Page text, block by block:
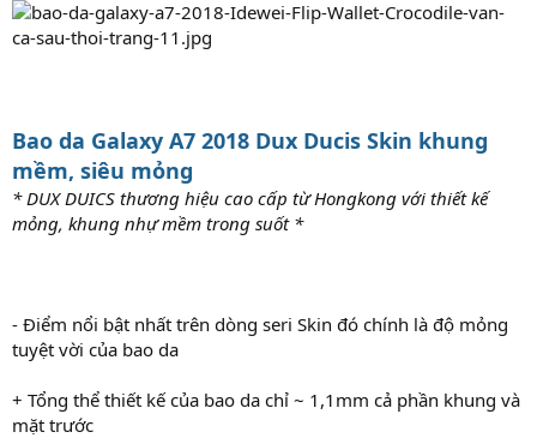
Bao da Galaxy A7 2018 Dux Ducis Skin khung
mềm, siêu mỏng
* DUX DUICS thương hiệu cao cấp từ Hongkong với thiết kế
mỏng, khung nhự mềm trong suốt *
- Điểm nổi bật nhất trên dòng seri Skin đó chính là độ mỏng
tuyệt vời của bao da
+ Tổng thể thiết kế của bao da chỉ ~ 1,1mm cả phần khung và
mặt trước